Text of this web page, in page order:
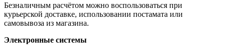
Безналичным расчётом можно воспользоваться при
курьерской доставке, использовании постамата или
самовывоза из магазина.
Электронные системы